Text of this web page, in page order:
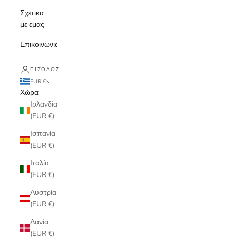
Σχετικα
με εμας
Επικοινωνια
ΕΊΣΟΔΟΣ
EUR €
Χώρα
Ιρλανδία
(EUR €)
Ισπανία
(EUR €)
Ιταλία
(EUR €)
Αυστρία
(EUR €)
Δανία
(EUR €)